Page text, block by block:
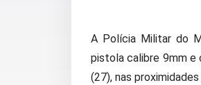
A Polícia Militar do
pistola calibre 9mm e
(27), nas